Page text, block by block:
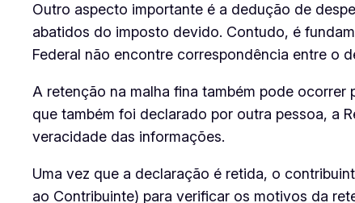
Outro aspecto importante é a dedução de
abatidos do imposto devido. Contudo, é
Federal não encontre correspondência entre o
A retenção na malha fina também pode
que também foi declarado por outra pessoa, a
veracidade das informações.
Uma vez que a declaração é retida, o
ao Contribuinte) para verificar os motivos da